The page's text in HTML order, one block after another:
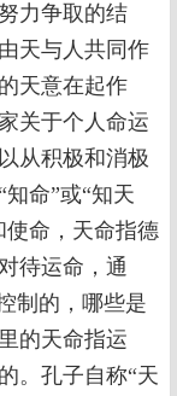
力争取的结
天与人共同作
天意在起作
关于个人命运
从积极和消极
命”或“知天
使命，天命指德
待运命，通
制的，哪些是
的天命指运
。孔子自称“天